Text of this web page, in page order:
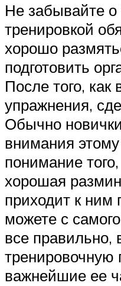
Не забывайте о
тренировкой
хорошо
подготовить
После того,
упражнения,
Обычно
внимания
понимание
хорошая
приходит к ним
можете с
все правильно,
тренировочную
важнейшие ее